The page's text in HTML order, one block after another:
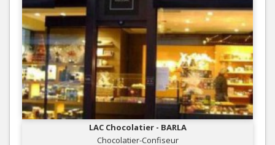
LAC Chocolatier - BARLA
Chocolatier-Confiseur